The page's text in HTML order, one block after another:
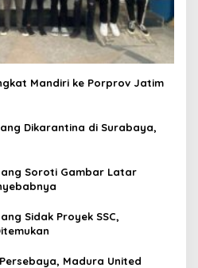
Mandiri ke Porprov Jatim
Dikarantina di Surabaya,
Soroti Gambar Latar
Sidak Proyek SSC,
Madura United